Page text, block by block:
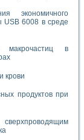
экономичного
USB 6008 в среде
макрочастиц в
крови
продуктов при